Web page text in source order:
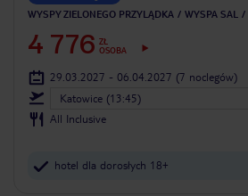
WYSPY ZIELONEGO PRZYLĄDKA WYSPA SAL
4 776 ZŁ
OSOBA
29.03.2027 - 06.04.2027 (7 noclegów)
Katowice (13:45)
All Inclusive
hotel dla dorosłych 18+